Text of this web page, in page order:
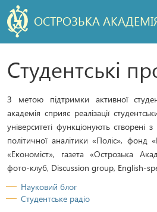
ОСТРОЗЬКА
Студентські
З метою підтримки активної
академія сприяє реалізації
університеті функціонують створені з
політичної аналітики «Поліс», фонд
«Економіст», газета «Острозька
фото-клуб, Discussion group, English-
Науковий блог
Студентське радіо